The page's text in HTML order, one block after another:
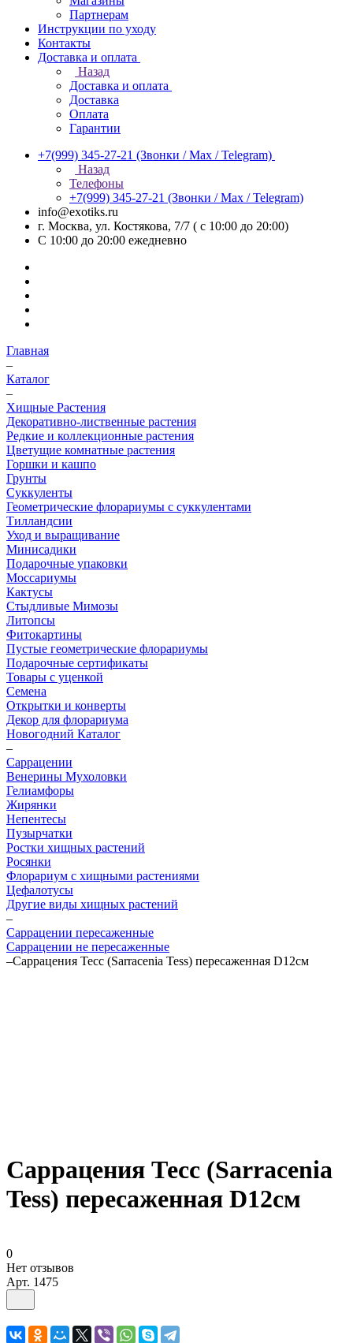
Партнерам
Инструкции по уходу
Контакты
Доставка и оплата
Назад
Доставка и оплата
Доставка
Оплата
Гарантии
+7(999) 345-27-21 (Звонки / Max / Telegram)
Назад
Телефоны
+7(999) 345-27-21 (Звонки / Max / Telegram)
info@exotiks.ru
г. Москва, ул. Костякова, 7/7 ( с 10:00 до 20:00)
С 10:00 до 20:00 ежедневно
Главная
–
Каталог
–
Хищные Растения
Декоративно-лиственные растения
Редкие и коллекционные растения
Цветущие комнатные растения
Горшки и кашпо
Грунты
Суккуленты
Геометрические флорариумы с суккулентами
Тилландсии
Уход и выращивание
Минисадики
Подарочные упаковки
Моссариумы
Кактусы
Стыдливые Мимозы
Литопсы
Фитокартины
Пустые геометрические флорариумы
Подарочные сертификаты
Товары с уценкой
Семена
Открытки и конверты
Декор для флорариума
Новогодний Каталог
–
Саррацении
Венерины Мухоловки
Гелиамфоры
Жирянки
Непентесы
Пузырчатки
Ростки хищных растений
Росянки
Флорариум с хищными растениями
Цефалотусы
Другие виды хищных растений
–
Саррацении пересаженные
Саррацении не пересаженные
–Саррацения Тесс (Sarracenia Tess) пересаженная D12см
Саррацения Тесс (Sarracenia
Tess) пересаженная D12см
0
Нет отзывов
Арт. 1475